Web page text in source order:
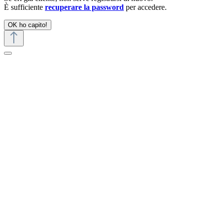
È sufficiente recuperare la password per accedere.
OK ho capito!